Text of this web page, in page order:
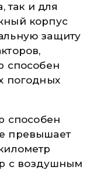
так и для
корпус
защиту
способен
погодных
способен
превышает
с воздушным